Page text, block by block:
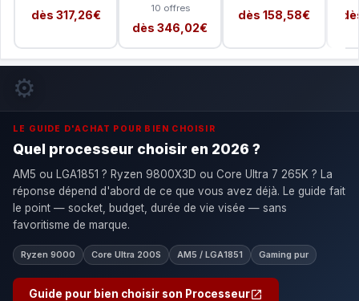
dès 317,26€ 10 offres
dès 346,02€
dès 158,58€
⚙️
LE GUIDE D'ACHAT POUR BIEN CHOISIR
Quel processeur choisir en 2026 ?
AM5 ou LGA1851 ? Ryzen 9800X3D ou Core Ultra 7 265K ? La
réponse dépend d'abord de ce que vous avez déjà. Le guide fait
le point — socket, budget, durée de vie visée — sans
favoritisme de marque.
Ryzen 9000 Core Ultra 200S AM5 / LGA1851 Gaming pur
Guide pour bien choisir son Processeur